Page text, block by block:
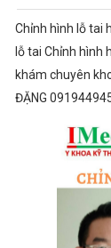
Chỉnh hình lỗ tai
lỗ tai Chỉnh hình
khám chuyên
ĐẶNG